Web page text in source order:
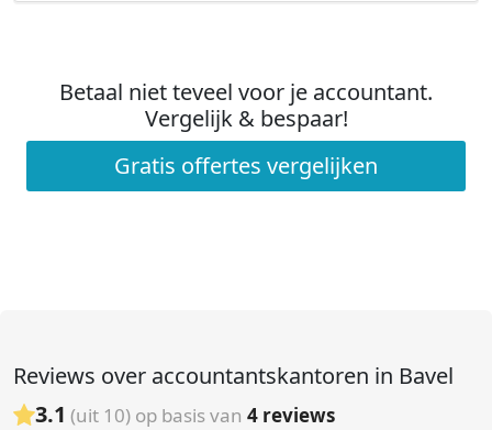
Betaal niet teveel voor je accountant.
Vergelijk & bespaar!
Gratis offertes vergelijken
Reviews over accountantskantoren in Bavel
3.1 (uit 10) op basis van 4 reviews